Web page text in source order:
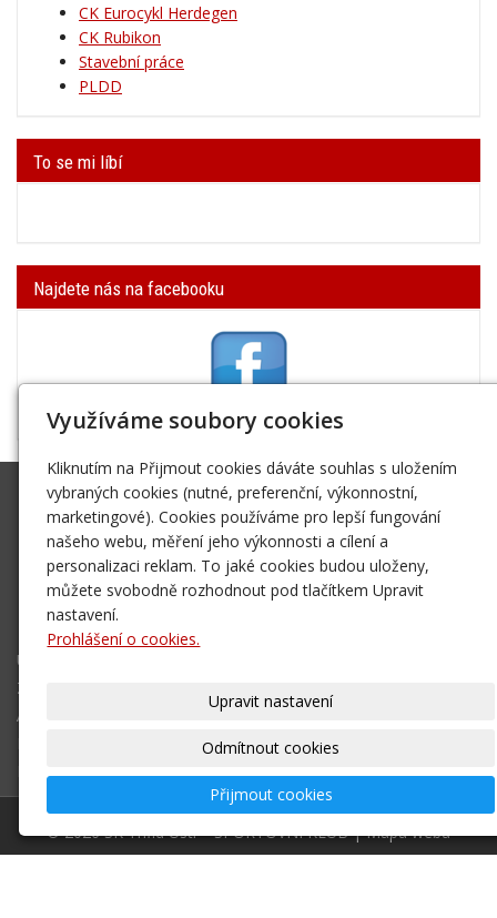
CK Eurocykl Herdegen
CK Rubikon
Stavební práce
PLDD
To se mi líbí
Najdete nás na facebooku
SK Trifid Ústí
Na Spádu 2069/9, 40011 Ústí nad Labem
sktrifid@sktrifid.cz
606 64 64 99
475 504 457
Úvodní stránka
Ze života klubu
Kontakt
© 2026SK Trifid Ústí– SPORTOVNÍ KLUB| Mapa webu
Využíváme soubory cookies
Kliknutím na Přijmout cookies dáváte souhlas s uložením
vybraných cookies (nutné, preferenční, výkonnostní,
marketingové). Cookies používáme pro lepší fungování
našeho webu, měření jeho výkonnosti a cílení a
personalizaci reklam. To jaké cookies budou uloženy,
můžete svobodně rozhodnout pod tlačítkem Upravit
nastavení.
Prohlášení o cookies.
Upravit nastavení
Odmítnout cookies
Přijmout cookies